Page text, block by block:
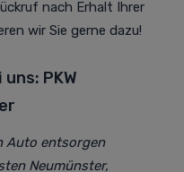
nach Erhalt Ihrer
wir Sie gerne dazu!
PKW
Auto entsorgen
Neumünster,